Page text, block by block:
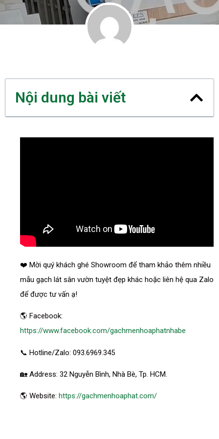
Nội dung bài viết
❤️ Mời quý khách ghé Showroom để tham khảo thêm nhiều
mẫu gạch lát sân vườn tuyệt đẹp khác hoặc liên hệ qua Zalo
để được tư vấn ạ!
🌎 Facebook:
https://www.facebook.com/gachmenhoaphatnhabe
📞 Hotline/Zalo: 093.6969.345
🏡 Address: 32 Nguyễn Bình, Nhà Bè, Tp. HCM.
🌎 Website: https://gachmenhoaphat.com/